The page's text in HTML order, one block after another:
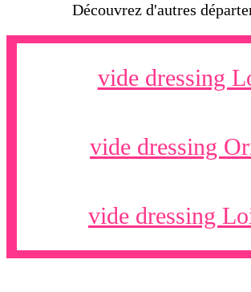
Découvrez d'autres
vide dressing
vide dressing
vide dressing